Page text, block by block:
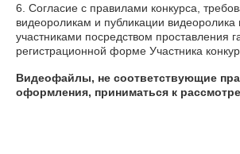
6. Согласие с правилами конкурса,
видеороликам и публикации видеоролика
участниками посредством проставления
регистрационной форме Участника
Видеофайлы, не соответствующие
оформления, приниматься к